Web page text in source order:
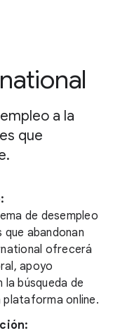
a la
que
de desempleo
abandonan
ofrecerá
apoyo
búsqueda de
plataforma online.